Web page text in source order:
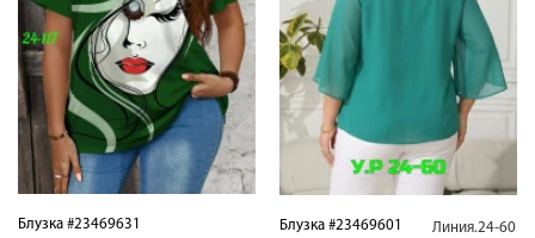
Блузка #23469631
Блузка #23469601 Линия.24-60